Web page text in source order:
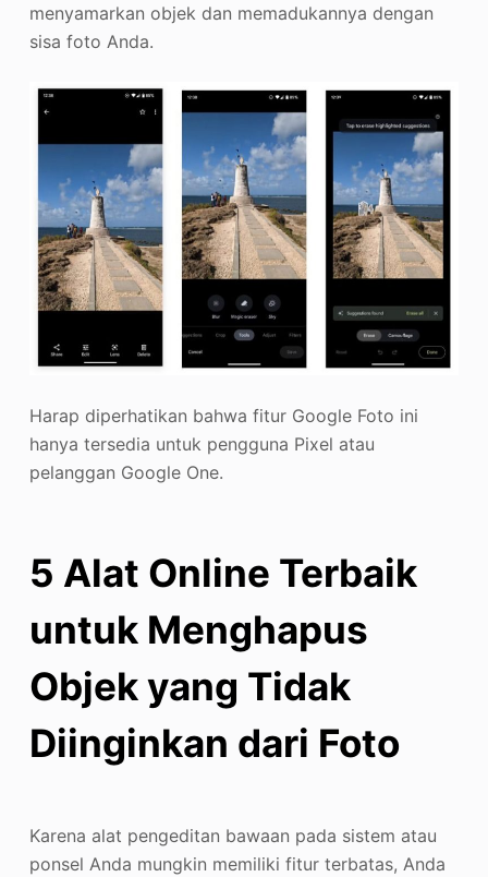
menyamarkan objek dan memadukannya dengan
sisa foto Anda.
Harap diperhatikan bahwa fitur Google Foto ini
hanya tersedia untuk pengguna Pixel atau
pelanggan Google One.
5 Alat Online Terbaik
untuk Menghapus
Objek yang Tidak
Diinginkan dari Foto
Karena alat pengeditan bawaan pada sistem atau
ponsel Anda mungkin memiliki fitur terbatas, Anda